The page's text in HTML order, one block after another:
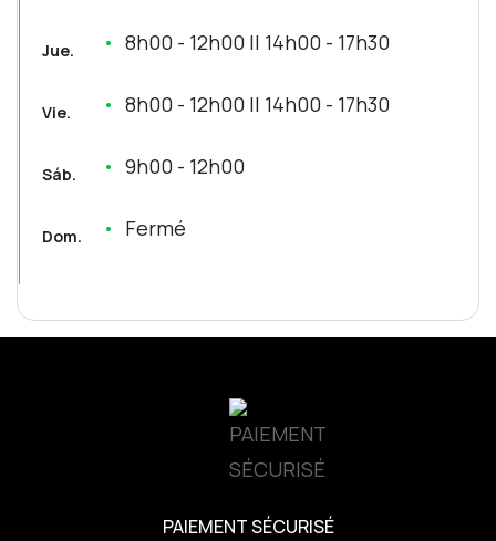
Jue. 8h00 - 12h00 || 14h00 - 17h30
Vie. 8h00 - 12h00 || 14h00 - 17h30
Sáb. 9h00 - 12h00
Dom. Fermé
PAIEMENT SÉCURISÉ